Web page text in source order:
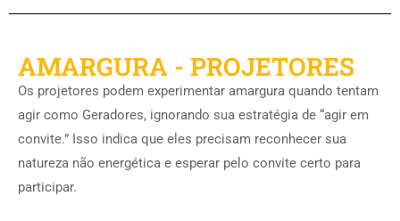
AMARGURA - PROJETORES
Os projetores podem experimentar amargura quando tentam
agir como Geradores, ignorando sua estratégia de “agir em
convite.” Isso indica que eles precisam reconhecer sua
natureza não energética e esperar pelo convite certo para
participar.